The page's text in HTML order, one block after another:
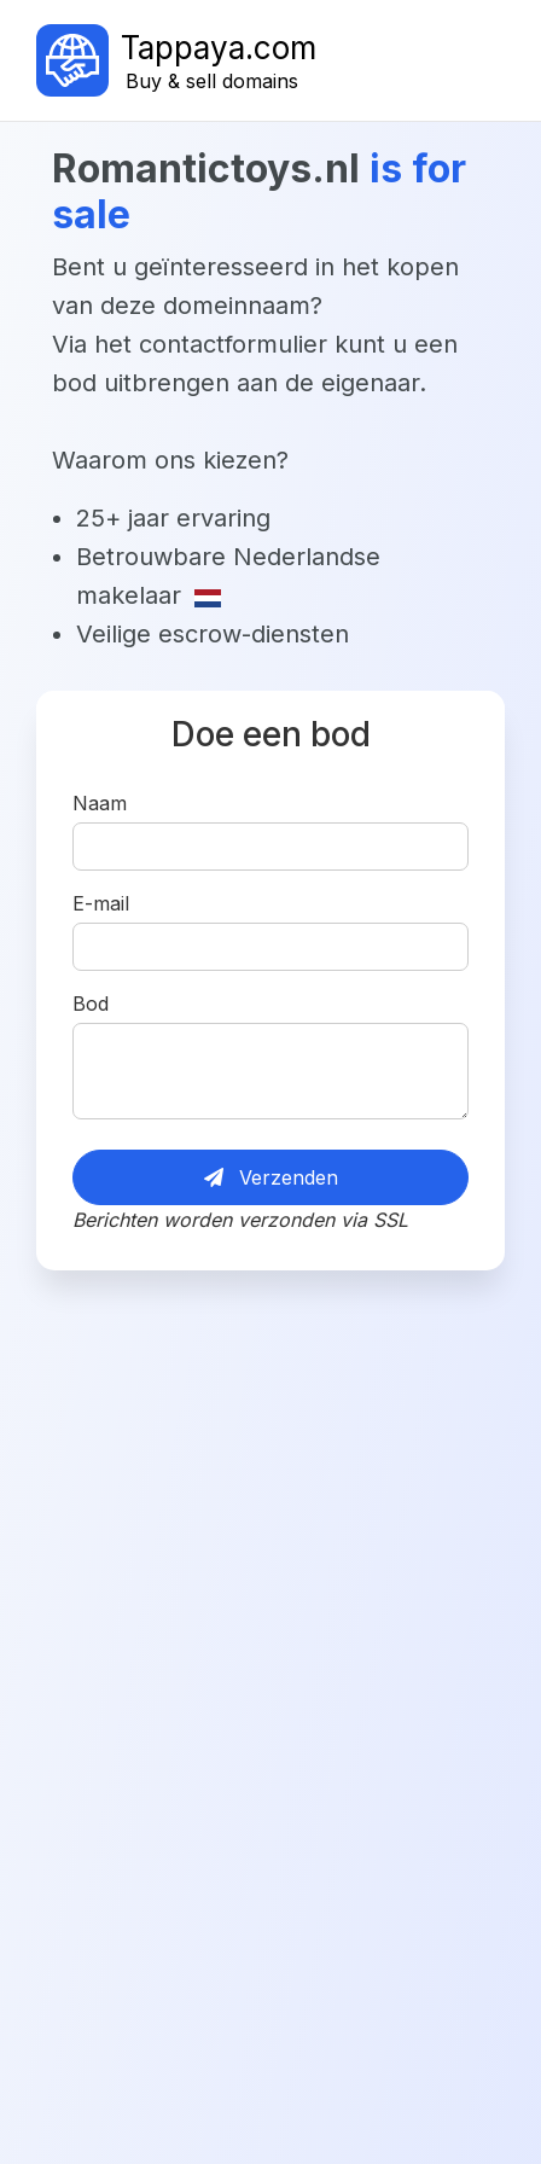
Tappaya.com
Buy & sell domains
romantictoys.nl is for
sale
Bent u geïnteresseerd in het kopen
van deze domeinnaam?
Via het contactformulier kunt u een
bod uitbrengen aan de eigenaar.
Waarom ons kiezen?
25+ jaar ervaring
Betrouwbare Nederlandse
makelaar
Veilige escrow-diensten
Doe een bod
Naam
E-mail
Bod
Verzenden
Berichten worden verzonden via SSL